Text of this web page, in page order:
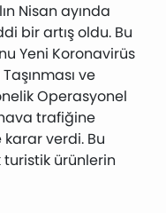
Nisan ayında
bir artış oldu. Bu
Yeni Koronavirüs
ve
Operasyonel
trafiğine
verdi. Bu
turistik ürünlerin